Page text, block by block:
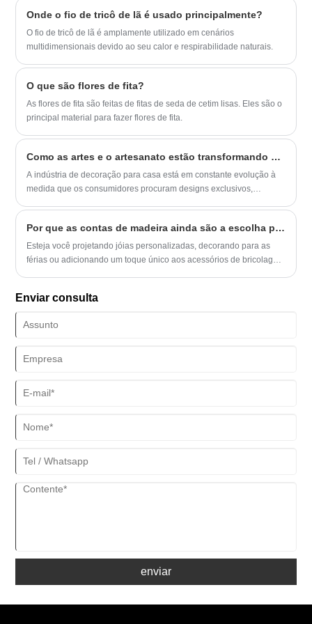
iniciantes e profissionais a criar designs significativos com precisão
e estilo. Este guia explica como funciona o artesanato com agulha,
quais materiais são necessários, desafios comuns dos clientes e
Onde o fio de tricô de lã é usado principalmente?
O fio de tricô de lã é amplamente utilizado em cenários
multidimensionais devido ao seu calor e respirabilidade naturais.
O que são flores de fita?
As flores de fita são feitas de fitas de seda de cetim lisas. Eles são o
principal material para fazer flores de fita.
Como as artes e o artesanato estão transformando as tendências modernas de decoração para casa?
A indústria de decoração para casa está em constante evolução à
medida que os consumidores procuram designs exclusivos,
combinando a expressão artística com funções decorativas práticas.
De enfeites festivos a acessórios feitos à mão, os produtos de
decoração criativos trazem calor, personalidade e apelo visual a
Por que as contas de madeira ainda são a escolha perfeita para seus projetos de artesanato?
Esteja você projetando jóias personalizadas, decorando para as
férias ou adicionando um toque único aos acessórios de bricolage,
Enviar consulta
enviar